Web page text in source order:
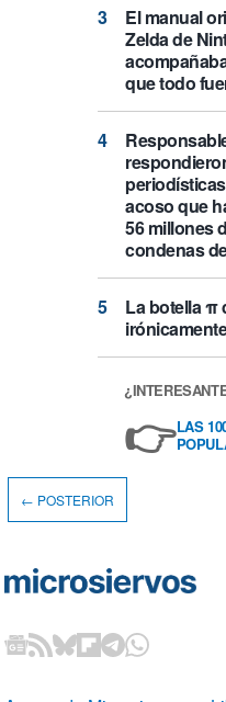
El manual
Zelda de
que todo
acoso que
56 millones
condenas
La botella π
👉LAS
← POSTERIOR